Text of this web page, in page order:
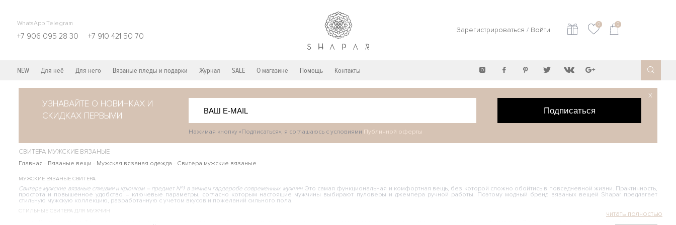
WhatsApp Telegram
+7 906 095 28 30 +7 910 421 50 70
Зарегистрироваться / Войти
0 0
NEW Для неё Для него Вязаные пледы и подарки Журнал SALE О магазине Помощь Контакты
УЗНАВАЙТЕ О НОВИНКАХ И
СКИДКАХ ПЕРВЫМИ
Подписаться
X
Нажимая кнопку «Подписаться», я соглашаюсь с условиями Публичной оферты
СВИТЕРА МУЖСКИЕ ВЯЗАНЫЕ
Главная - Вязаные вещи - Мужская вязаная одежда - Свитера мужские вязаные
МУЖСКИЕ ВЯЗАНЫЕ СВИТЕРА
Свитера мужские вязаные спицами и крючком – предмет №1 в зимнем гардеробе современных мужчин. Это самая функциональная и комфортная вещь, без которой сложно обойтись в повседневной жизни. Практичность,
простота и повышенное удобство – ключевые параметры, согласно которым настоящие мужчины выбирают пуловеры и джемпера ручной работы. Поэтому модный бренд вязаных вещей Shapar предлагает
стильную мужскую коллекцию, разработанную с учетом вкусов и пожеланий сильного пола.
СТИЛЬНЫЕ СВИТЕРА ДЛЯ МУЖЧИН